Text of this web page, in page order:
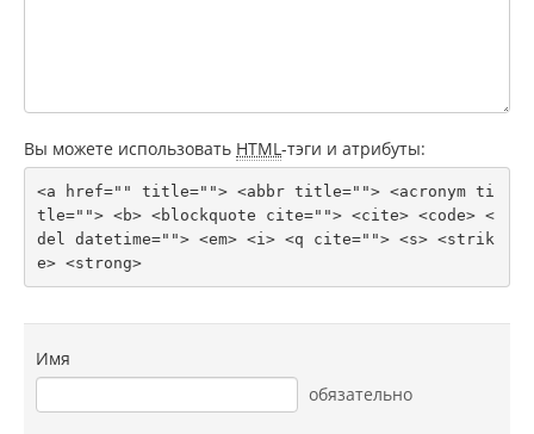
Вы можете использовать HTML-тэги и атрибуты:
<a href="" title=""> <abbr title=""> <acronym ti
tle=""> <b> <blockquote cite=""> <cite> <code> <
del datetime=""> <em> <i> <q cite=""> <s> <strik
e> <strong>
Имя
обязательно